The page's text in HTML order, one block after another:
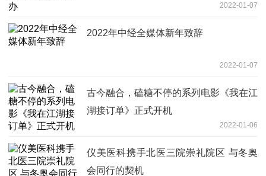
2022-01-07
2022年中经全媒体新年致辞
2022-01-07
古今融合，磕糖不停的系列电影《我在江
湖接订单》正式开机
2022-01-06
仪美医科携手北医三院崇礼院区 与冬奥
会同行的契机